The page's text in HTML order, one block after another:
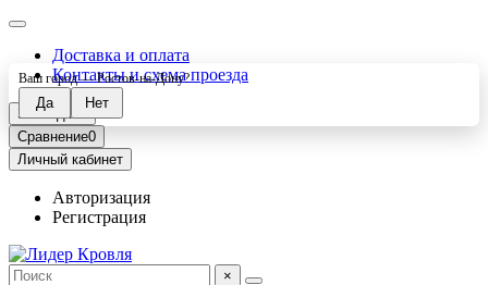
Доставка и оплата
Контакты и схема проезда
Закладки0
Сравнение0
Личный кабинет
Авторизация
Регистрация
×
Ваш город —Ростов-на-Дону?